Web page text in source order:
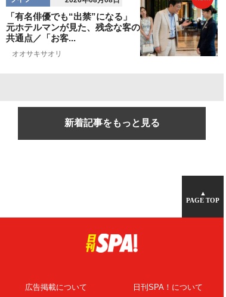
「有名俳優でも“出禁”になる」
元ホテルマンが見た、残念な客の
共通点／「お客...
オオサキサオリ
新着記事をもっと見る
▲
PAGE TOP
広告掲載について 日刊SPA！について